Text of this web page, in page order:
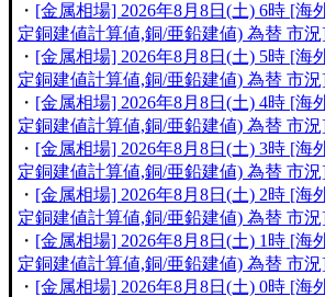
・ [金属相場] 2026年8月8日(土) 6時 [海
定銅建値計算値,銅/亜鉛建値) 為替 市
・ [金属相場] 2026年8月8日(土) 5時 [海
定銅建値計算値,銅/亜鉛建値) 為替 市
・ [金属相場] 2026年8月8日(土) 4時 [海
定銅建値計算値,銅/亜鉛建値) 為替 市
・ [金属相場] 2026年8月8日(土) 3時 [海
定銅建値計算値,銅/亜鉛建値) 為替 市
・ [金属相場] 2026年8月8日(土) 2時 [海
定銅建値計算値,銅/亜鉛建値) 為替 市
・ [金属相場] 2026年8月8日(土) 1時 [海
定銅建値計算値,銅/亜鉛建値) 為替 市
・ [金属相場] 2026年8月8日(土) 0時 [海